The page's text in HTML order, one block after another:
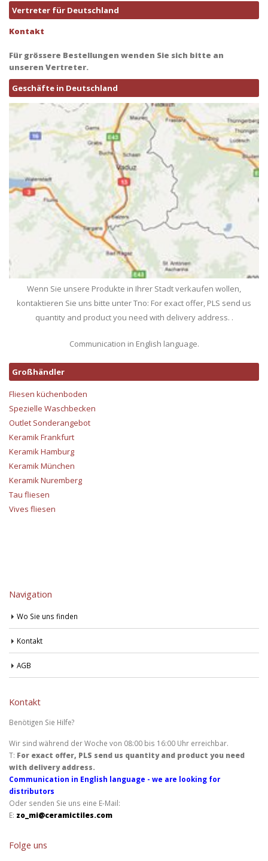
Vertreter für Deutschland
Kontakt
Für grössere Bestellungen wenden Sie sich bitte an
unseren Vertreter.
Geschäfte in Deutschland
Wenn Sie unsere Produkte in Ihrer Stadt verkaufen wollen,
kontaktieren Sie uns bitte unter Tno: For exact offer, PLS send us
quantity and product you need with delivery address. .
Communication in English language.
Großhändler
Fliesen küchenboden
Spezielle Waschbecken
Outlet Sonderangebot
Keramik Frankfurt
Keramik Hamburg
Keramik München
Keramik Nuremberg
Tau fliesen
Vives fliesen
Navigation
Wo Sie uns finden
Kontakt
AGB
Kontakt
Benötigen Sie Hilfe?
Wir sind während der Woche von 08:00 bis 16:00 Uhr erreichbar.
T: For exact offer, PLS send us quantity and product you need
with delivery address.
Communication in English language - we are looking for
distributors
Oder senden Sie uns eine E-Mail:
E: zo_mi@ceramictiles.com
Folge uns